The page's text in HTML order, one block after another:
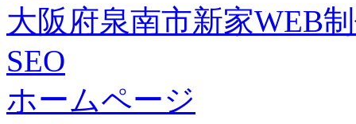
大阪府泉南市新家WEB
SEO
ホームページ